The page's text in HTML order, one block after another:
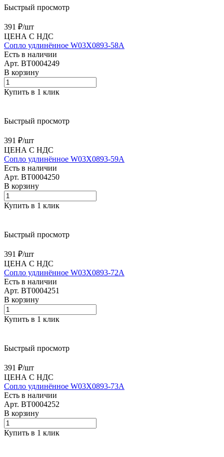
Быстрый просмотр
391 ₽/шт
ЦЕНА С НДС
Сопло удлинённое W03X0893-58A
Есть в наличии
Арт. BT0004249
В корзину
Купить в 1 клик
Быстрый просмотр
391 ₽/шт
ЦЕНА С НДС
Сопло удлинённое W03X0893-59A
Есть в наличии
Арт. BT0004250
В корзину
Купить в 1 клик
Быстрый просмотр
391 ₽/шт
ЦЕНА С НДС
Сопло удлинённое W03X0893-72A
Есть в наличии
Арт. BT0004251
В корзину
Купить в 1 клик
Быстрый просмотр
391 ₽/шт
ЦЕНА С НДС
Сопло удлинённое W03X0893-73A
Есть в наличии
Арт. BT0004252
В корзину
Купить в 1 клик